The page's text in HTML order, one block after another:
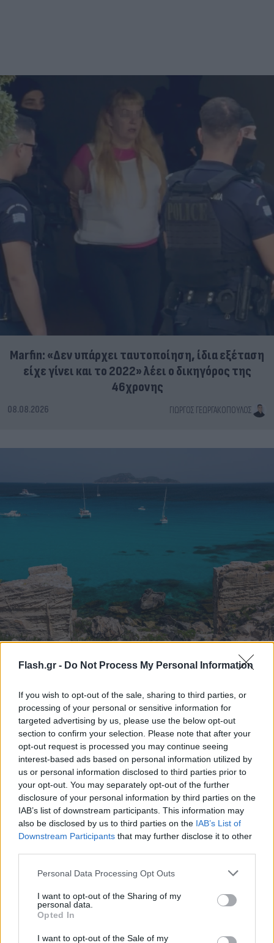
Flash.gr - Do Not Process My Personal Information
If you wish to opt-out of the sale, sharing to third parties, or
processing of your personal or sensitive information for
targeted advertising by us, please use the below opt-out
section to confirm your selection. Please note that after your
opt-out request is processed you may continue seeing
interest-based ads based on personal information utilized by
us or personal information disclosed to third parties prior to
your opt-out. You may separately opt-out of the further
disclosure of your personal information by third parties on the
IAB’s list of downstream participants. This information may
also be disclosed by us to third parties on the IAB’s List of
Downstream Participants that may further disclose it to other
Please note that this website/app uses one or more Google
not limited to your visit or usage behaviour. You may click to
grant or deny consent to Google and its third-party tags to
use your data for below specified purposes in below Google
consent section.
Personal Data Processing Opt Outs
I want to opt-out of the Sharing of my
personal data.
Opted In
I want to opt-out of the Sale of my
Marfin: «Δεν υπάρχει ταυτοποίηση, ίδια εξέταση
είχε γίνει και το 2022» λέει ο δικηγόρος της
46χρονης
08.08.2026 ΓΙΏΡΓΟΣ ΓΕΩΡΓΑΚΌΠΟΥΛΟΣ
To αναπάντεχο δώρο της «Οδύσσειας» σε ένα
άγνωστο νησί της Σικελίας
08.08.2026 ΒΑΣΙΛΙΚΉ ΚΟΥΚΊΟΥ